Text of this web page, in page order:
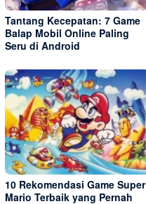
Tantang Kecepatan: 7 Game
Balap Mobil Online Paling
Seru di Android
10 Rekomendasi Game Super
Mario Terbaik yang Pernah